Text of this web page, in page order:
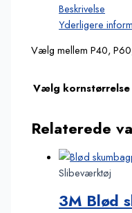
Beskrivelse
Yderligere
Vælg mellem P40,
Vælg kornstørrelse
Relaterede
Slibeværktøj
3M Blød